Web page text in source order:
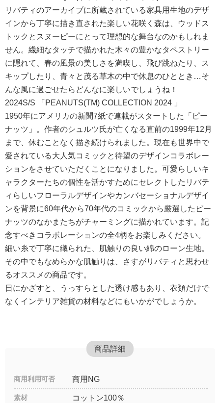
リバティのアーカイブに所蔵されている家具用生地のデザ
インから丁寧に描き直された楽しい花咲く森は、ウッドス
トックとスヌーピーにとって理想的な舞台なのかもしれま
せん。繊細なタッチで描かれた木々の豊かなタペストリー
に隠れて、春の風景の美しさを満喫し、飛び跳ねたり、ス
キップしたり、青々と茂る草木の中で休息のひととき…そ
んな風に過ごせたらどんなに楽しいでしょうね！
2024S/S 「PEANUTS(TM) COLLECTION 2024 」
1950年にアメリカの新聞7紙で連載がスタートした「ピー
ナッツ」。作者のシュルツ氏が亡くなる直前の1999年12月
まで、休むことなく描き続けられました。現在も世界中で
愛されている大人気コミックと待望のデザインコラボレー
ションをさせていただくことになりました。可愛らしいキ
ャラクターたちの個性を活かすためにセレクトしたリバテ
ィらしいフローラルデザインやカンバセーショナルデザイ
ンを背景に60年代から70年代のコミックから厳選したピー
ナッツのなかまたちがチャーミングに描かれています。記
念すべきコラボレーションの全4柄をお楽しみください。
細い糸で丁寧に織られた、肌触りの良い綿のローン生地。
その中でもなめらかな肌触りは、さすがリバティと思わせ
るオススメの商品です。
日にかざすと、うっすらとした透け感もあり、衣類だけで
なくインテリア雑貨の材料などにもいかがでしょうか。
商品詳細
商用利用可否 商用NG
素材 コットン100％